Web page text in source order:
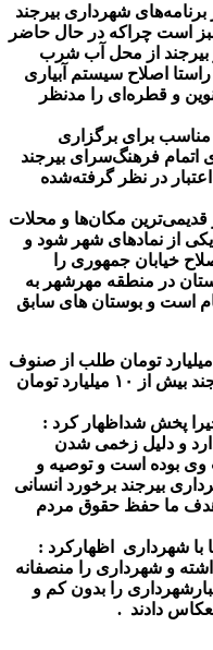
شهرداری بیرجند
است چراکه در حال حاضر
از محل آب شرب
اصلاح سیستم آبیاری
و قطره‌ای را مدنظر
برای برگزاری
اتمام فرهنگ‌سرای بیرجند
مبلغ 5 میلیارد اعتبار در نظر گرفته‌شده
مکان‌ها و محلات
از نمادهای شهر شود و
خیابان جمهوری را
در منطقه مهرشهر به
انجام است و بوستان های سابق
میلیارد تومان طلب از صنوف
بیش از ۱۰ میلیارد تومان
پخش شداظهار کرد :
و دلیل زخمی شدن
وی بوده است و توصیه و
بیرجند برخورد انسانی
ما حفظ حقوق مردم
با شهرداری
اظهارکرد :
و شهرداری را منصفانه
را بدون کم و
دادند .